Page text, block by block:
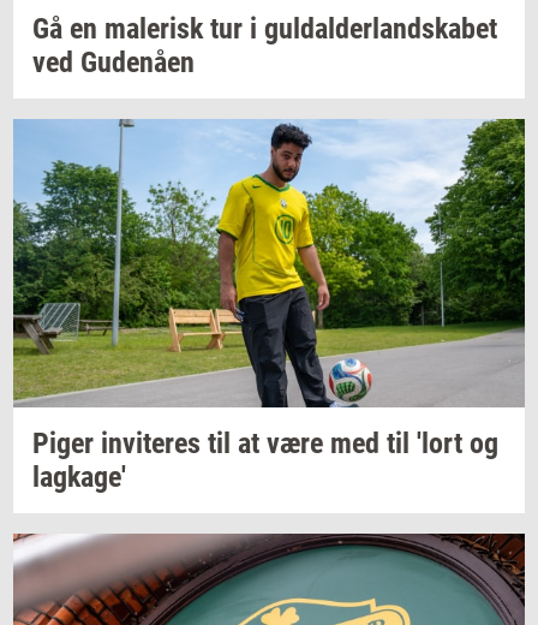
Gå en ma­le­risktur i gul­dal­der­land­ska­bet
ved Gu­denå­en
Piger in­vi­te­res til at være med til 'lort og
lag­ka­ge'